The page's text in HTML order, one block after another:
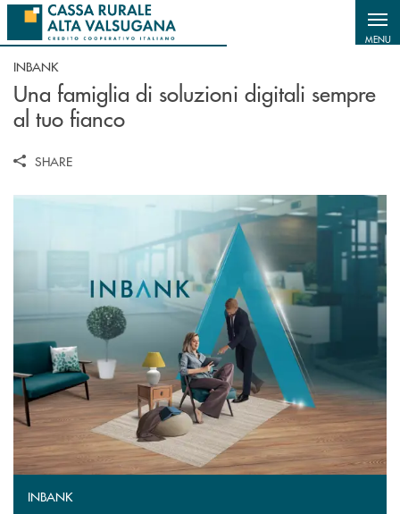
Salta al contenuto principale
MENU
INBANK
Una famiglia di soluzioni digitali sempre
al tuo fianco
SHARE
INBANK